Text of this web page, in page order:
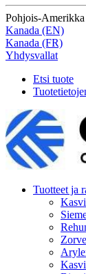
Pohjois-Amerikka
Kanada (EN)
Kanada (FR)
Yhdysvallat
Etsi tuote
Tuotteet ja